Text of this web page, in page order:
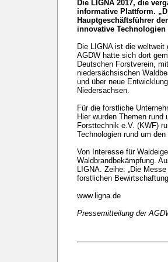
Die LIGNA 2017, die
informative Plattform.
Hauptgeschäftsführer
innovative
Die LIGNA ist die
AGDW hatte sich dort
Deutschen Forstverein,
niedersächsischen
und über neue
Niedersachsen.
Für die forstliche
Hier wurden Themen
Forsttechnik e.V. (KWF)
Technologien rund um
Von Interesse für
Waldbrandbekämpfung.
LIGNA. Zeihe: „Die
forstlichen
www.ligna.de
Pressemitteilung der